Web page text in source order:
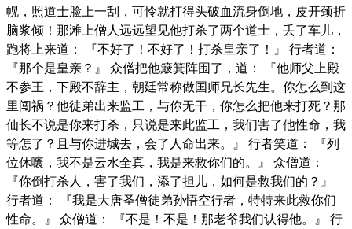
幌，照道士脸上一刮，可怜就打得头破血流身倒地，皮开颈折
脑浆倾！那滩上僧人远远望见他打杀了两个道士，丢了车儿，
跑将上来道： 『不好了！不好了！打杀皇亲了！』 行者道：
『那个是皇亲？』 众僧把他簸箕阵围了，道： 『他师父上殿
不参王，下殿不辞主，朝廷常称做国师兄长先生。你怎么到这
里闯祸？他徒弟出来监工，与你无干，你怎么把他来打死？那
仙长不说是你来打杀，只说是来此监工，我们害了他性命，我
等怎了？且与你进城去，会了人命出来。』 行者笑道： 『列
位休嚷，我不是云水全真，我是来救你们的。』 众僧道：
『你倒打杀人，害了我们，添了担儿，如何是救我们的？』
行者道： 『我是大唐圣僧徒弟孙悟空行者，特特来此救你们
性命。』 众僧道： 『不是！不是！那老爷我们认得他。』 行